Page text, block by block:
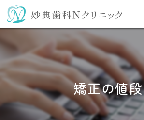
矯正の値段